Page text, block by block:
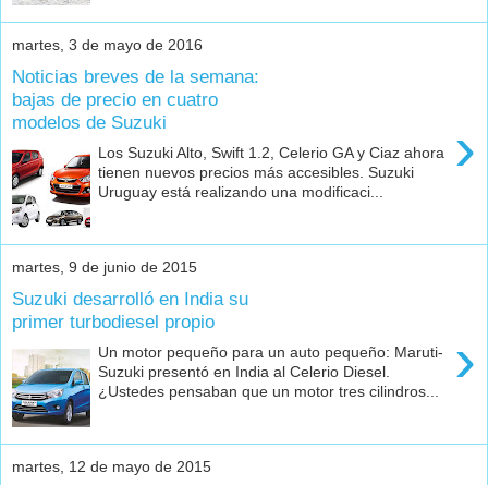
martes, 3 de mayo de 2016
Noticias breves de la semana:
bajas de precio en cuatro
modelos de Suzuki
›
Los Suzuki Alto, Swift 1.2, Celerio GA y Ciaz ahora
tienen nuevos precios más accesibles. Suzuki
Uruguay está realizando una modificaci...
martes, 9 de junio de 2015
Suzuki desarrolló en India su
primer turbodiesel propio
›
Un motor pequeño para un auto pequeño: Maruti-
Suzuki presentó en India al Celerio Diesel.
¿Ustedes pensaban que un motor tres cilindros...
martes, 12 de mayo de 2015